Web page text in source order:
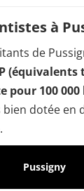
à
de
pour 100
dotée en
Pussigny